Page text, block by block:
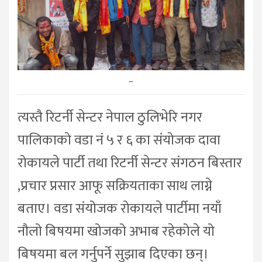
–
त्यस्तै रिटर्नी सेन्टर नेपाल ठुलिभेरि नगर
पालिकाको वडा नं ५ र ६ का संयोजक दावा
रोकायले पार्टी तथा रिटर्नी सेन्टर संगठन बिस्तार
,प्रचार प्रसार आफू सक्रियताका साथ लाग्ने
बताए। वडा संयोजक रोकायले पार्टीमा नयाँ
नौलो बिषयमा खोजको अभाब रहेकोले यो
बिषयमा बल गर्नुपर्ने सुझाब दिएका छन्।